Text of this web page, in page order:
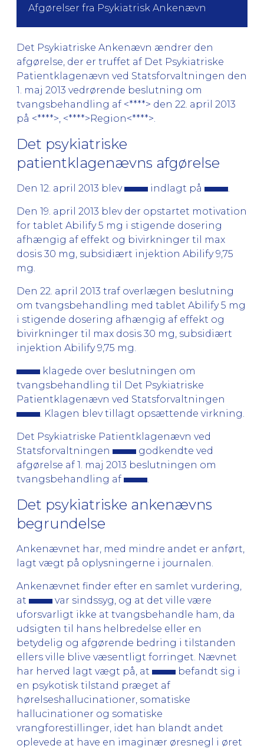
Afgørelser fra Psykiatrisk Ankenævn
Det Psykiatriske Ankenævn ændrer den
afgørelse, der er truffet af Det Psykiatriske
Patientklagenævn ved Statsforvaltningen den
1. maj 2013 vedrørende beslutning om
tvangsbehandling af <****> den 22. april 2013
på <****>, <****>Region<****>.
Det psykiatriske
patientklagenævns afgørelse
Den 12. april 2013 blev indlagt på
Den 19. april 2013 blev der opstartet motivation
for tablet Abilify 5 mg i stigende dosering
afhængig af effekt og bivirkninger til max
dosis 30 mg, subsidiært injektion Abilify 9,75
mg.
Den 22. april 2013 traf overlægen beslutning
om tvangsbehandling med tablet Abilify 5 mg
i stigende dosering afhængig af effekt og
bivirkninger til max dosis 30 mg, subsidiært
injektion Abilify 9,75 mg.
klagede over beslutningen om
tvangsbehandling til Det Psykiatriske
Patientklagenævn ved Statsforvaltningen
. Klagen blev tillagt opsættende virkning.
Det Psykiatriske Patientklagenævn ved
Statsforvaltningen
godkendte ved
afgørelse af 1. maj 2013 beslutningen om
tvangsbehandling af
Det psykiatriske ankenævns
begrundelse
Ankenævnet har, med mindre andet er anført,
lagt vægt på oplysningerne i journalen.
Ankenævnet finder efter en samlet vurdering,
at
var sindssyg, og at det ville være
uforsvarligt ikke at tvangsbehandle ham, da
udsigten til hans helbredelse eller en
betydelig og afgørende bedring i tilstanden
ellers ville blive væsentligt forringet. Nævnet
har herved lagt vægt på, at
befandt sig i
en psykotisk tilstand præget af
hørelseshallucinationer, somatiske
hallucinationer og somatiske
vrangforestillinger, idet han blandt andet
oplevede at have en imaginær øresnegl i øret